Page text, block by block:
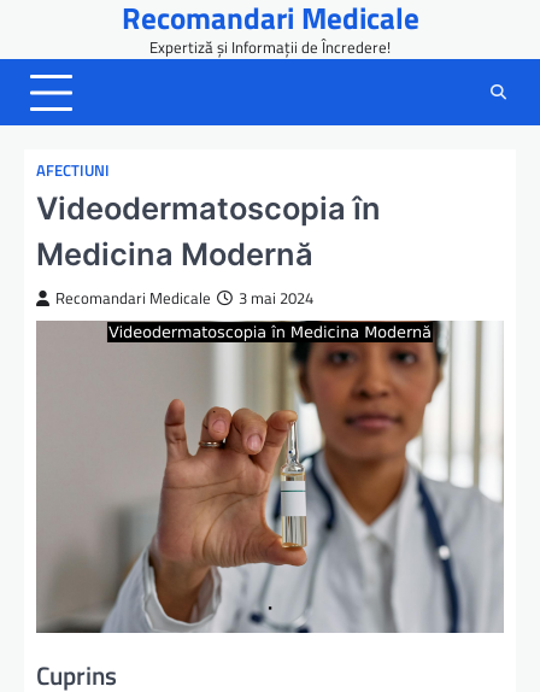
content
Recomandari Medicale
Expertiză și Informații de Încredere!
AFECTIUNI
Videodermatoscopia în
Medicina Modernă
Recomandari Medicale 3 mai 2024
Cuprins